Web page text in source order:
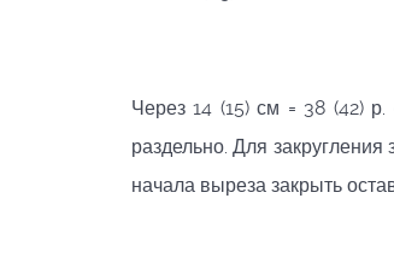
Через 14 (15) см = 38 (42)
раздельно. Для
начала выреза закрыть